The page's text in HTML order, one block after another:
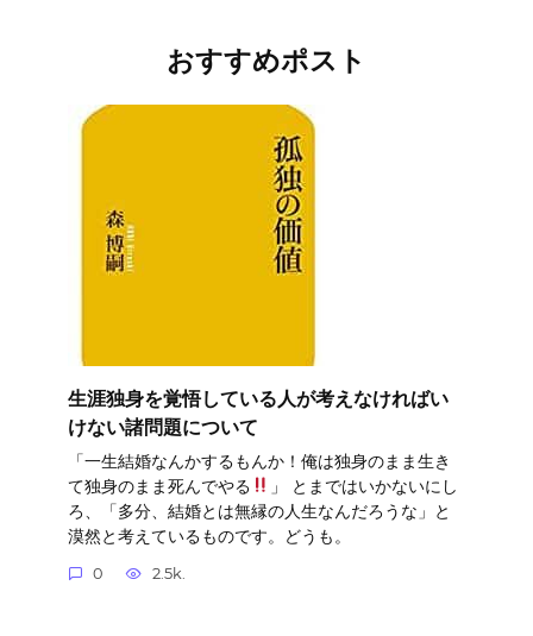
おすすめポスト
生涯独身を覚悟している人が考えなければい
けない諸問題について
「一生結婚なんかするもんか！俺は独身のまま生き
て独身のまま死んでやる
」 とまではいかないにし
ろ、「多分、結婚とは無縁の人生なんだろうな」と
漠然と考えているものです。どうも。
0 2.5k.